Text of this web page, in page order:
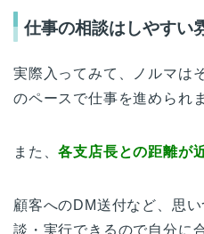
仕事の相談はしやすい
実際入ってみて、ノルマは
のペースで仕事を進められ
また、各支店長との距離が
顧客へのDM送付など、思
談・実行できるので自分に